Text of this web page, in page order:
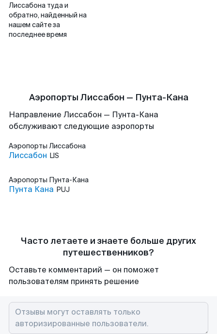
Лиссабона туда и
обратно, найденный на
нашем сайте за
последнее время
Аэропорты Лиссабон — Пунта-Кана
Направление Лиссабон — Пунта-Кана
обслуживают следующие аэропорты
Аэропорты Лиссабона
Лиссабон LIS
Аэропорты Пунта-Кана
Пунта Кана PUJ
Часто летаете и знаете больше других
путешественников?
Оставьте комментарий — он поможет
пользователям принять решение